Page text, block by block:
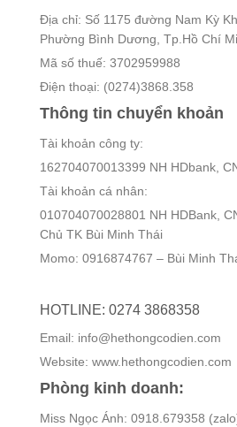
Địa chỉ: Số 1175 đường Nam Kỳ
Phường Bình Dương, Tp.Hồ Chí
Mã số thuế: 3702959988
Điện thoại: (0274)3868.358
Thông tin chuyển khoản
Tài khoản công ty:
162704070013399 NH HDbank,
Tài khoản cá nhân:
010704070028801 NH HDBank,
Chủ TK Bùi Minh Thái
Momo: 0916874767 – Bùi Minh
HOTLINE: 0274 3868358
Email: info@hethongcodien.com
Website: www.hethongcodien.com
Phòng kinh doanh:
Miss Ngọc Ánh: 0918.679358